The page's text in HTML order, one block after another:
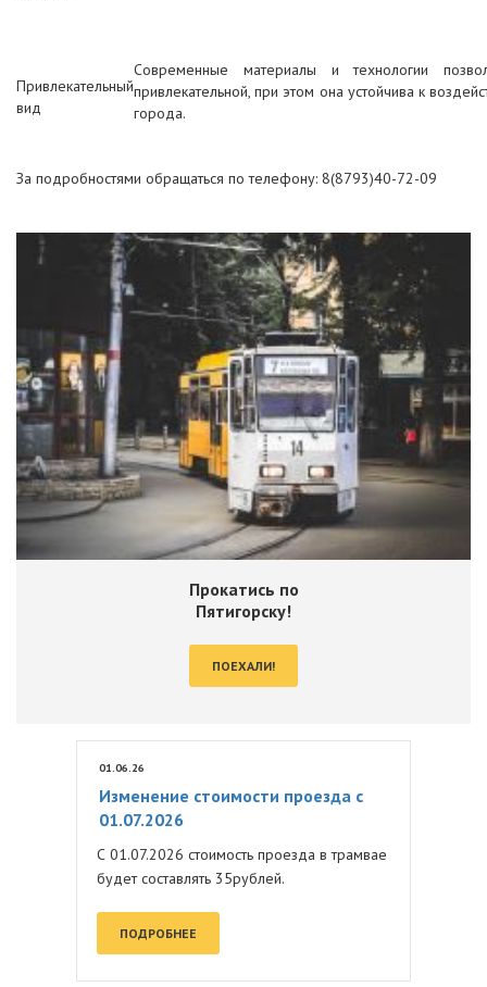
Привлекательный
вид
Современные материалы и технологии
привлекательной, при этом она устойчива к
города.
За подробностями обращаться по телефону: 8(8793)40-72-09
Прокатись по
Пятигорску!
ПОЕХАЛИ!
01.06.26
Изменение стоимости проезда с
01.07.2026
С 01.07.2026 стоимость проезда в трамвае
будет составлять 35рублей.
ПОДРОБНЕЕ